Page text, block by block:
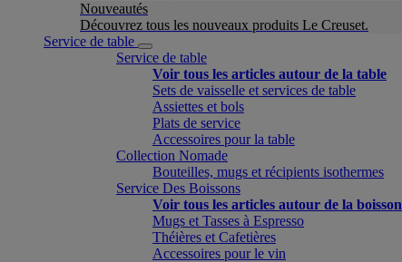
Nouveautés
Découvrez tous les nouveaux produits Le Creuset.
Service de table
Service de table
Voir tous les articles autour de la table
Sets de vaisselle et services de table
Assiettes et bols
Plats de service
Accessoires pour la table
Collection Nomade
Bouteilles, mugs et récipients isothermes
Service Des Boissons
Voir tous les articles autour de la boisson
Mugs et Tasses à Espresso
Théières et Cafetières
Accessoires pour le vin